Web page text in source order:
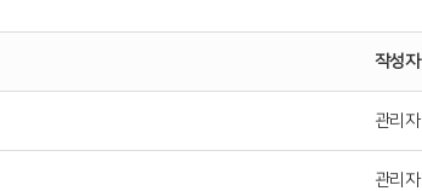
작성자
관리자
관리자